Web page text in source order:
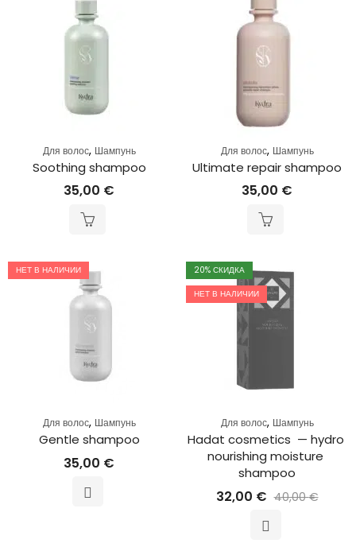
Для волос, Шампунь
Soothing shampoo
35,00 €
Для волос, Шампунь
Ultimate repair shampoo
35,00 €
НЕТ В НАЛИЧИИ
Для волос, Шампунь
Gentle shampoo
35,00 €
20% СКИДКА
НЕТ В НАЛИЧИИ
Для волос, Шампунь
Hadat cosmetics  — hydro
nourishing moisture
shampoo
32,00 € 40,00€